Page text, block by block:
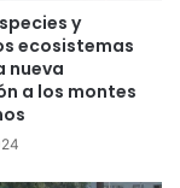
y
ecosistemas
nueva
a los montes